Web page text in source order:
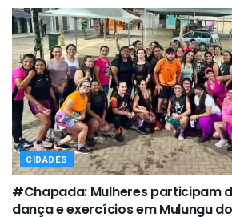
CIDADES
#Chapada: Mulheres participam
dança e exercícios em Mulungu